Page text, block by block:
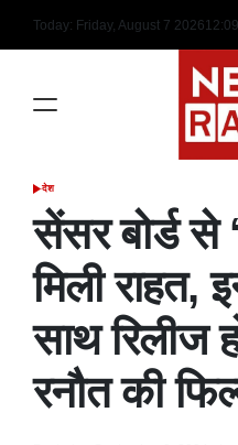
Today: Friday, August 7 202612:09
POSTED
देश
सेंसर बोर्ड से
मिली राहत,
साथ रिलीज
रनौत की